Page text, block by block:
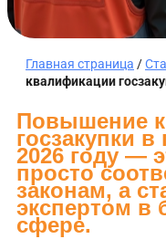
Главная страница /
квалификации
Повышение
госзакупки
2026 году —
просто
законам, а
экспертом
сфере.